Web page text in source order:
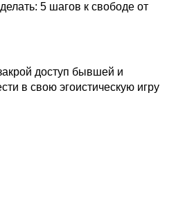
5 шагов к свободе от
доступ бывшей и
в свою эгоистическую игру